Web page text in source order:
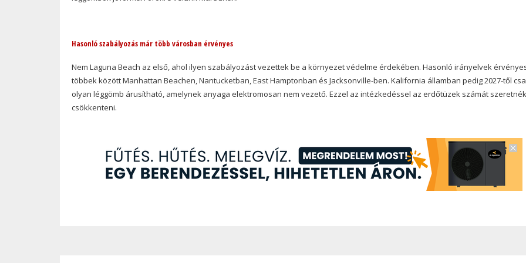
Hasonló szabályozás már több városban érvényes
Nem Laguna Beach az első, ahol ilyen szabályozást vezettek be a környezet védelme érdekében. Hasonló irányelvek
többek között Manhattan Beachen, Nantucketban, East Hamptonban és Jacksonville-ben. Kalifornia államban pedig 2027-től
olyan léggömb árusítható, amelynek anyaga elektromosan nem vezető. Ezzel az intézkedéssel az erdőtüzek számát szeretnék
csökkenteni.